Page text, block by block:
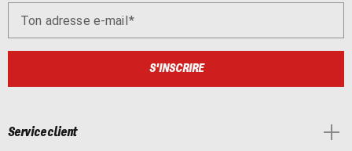
Ton adresse e-mail
S'INSCRIRE
Service client